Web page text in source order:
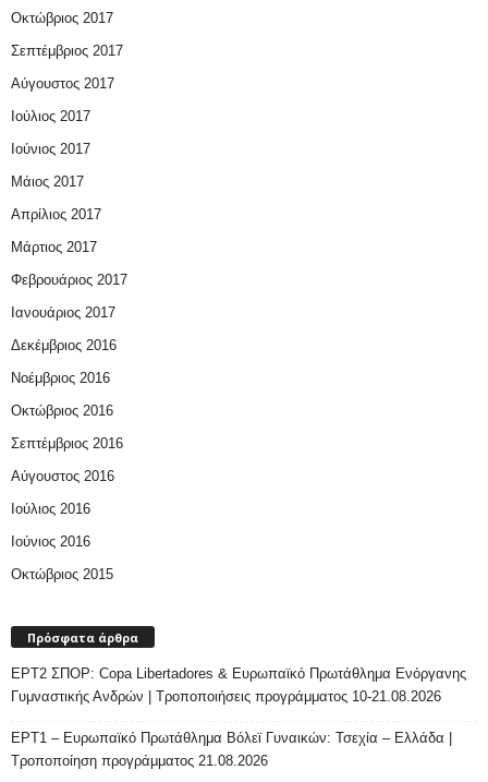
Οκτώβριος 2017
Σεπτέμβριος 2017
Αύγουστος 2017
Ιούλιος 2017
Ιούνιος 2017
Μάιος 2017
Απρίλιος 2017
Μάρτιος 2017
Φεβρουάριος 2017
Ιανουάριος 2017
Δεκέμβριος 2016
Νοέμβριος 2016
Οκτώβριος 2016
Σεπτέμβριος 2016
Αύγουστος 2016
Ιούλιος 2016
Ιούνιος 2016
Οκτώβριος 2015
Πρόσφατα άρθρα
ΕΡΤ2 ΣΠΟΡ: Copa Libertadores & Ευρωπαϊκό Πρωτάθλημα Ενόργανης
Γυμναστικής Ανδρών | Τροποποιήσεις προγράμματος 10-21.08.2026
ΕΡΤ1 – Ευρωπαϊκό Πρωτάθλημα Βόλεϊ Γυναικών: Τσεχία – Ελλάδα |
Τροποποίηση προγράμματος 21.08.2026